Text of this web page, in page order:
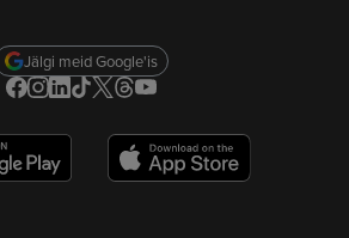
Jälgi meid Google'is